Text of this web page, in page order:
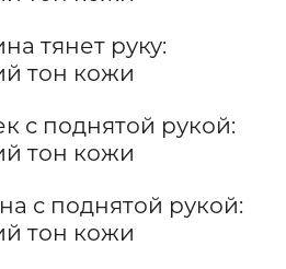
тянет руку:
тон кожи
с поднятой рукой:
тон кожи
с поднятой рукой:
тон кожи